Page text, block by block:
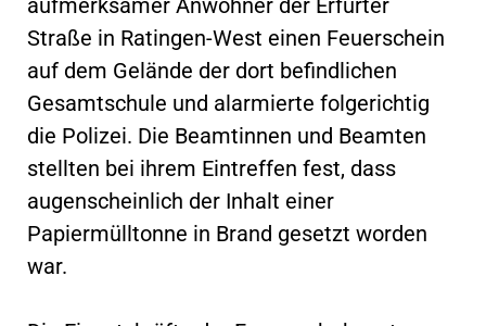
aufmerksamer Anwohner der Erfurter
Straße in Ratingen-West einen Feuerschein
auf dem Gelände der dort befindlichen
Gesamtschule und alarmierte folgerichtig
die Polizei. Die Beamtinnen und Beamten
stellten bei ihrem Eintreffen fest, dass
augenscheinlich der Inhalt einer
Papiermülltonne in Brand gesetzt worden
war.